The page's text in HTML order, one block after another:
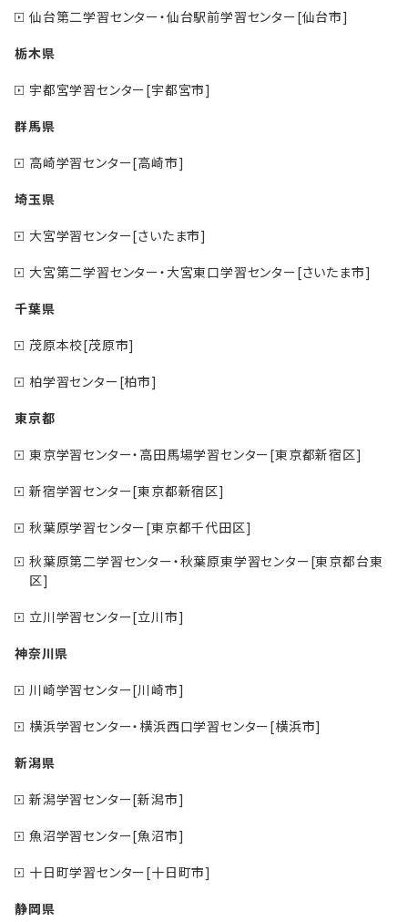
仙台第二学習センター・仙台駅前学習センター[仙台市]
栃木県
宇都宮学習センター[宇都宮市]
群馬県
高崎学習センター[高崎市]
埼玉県
大宮学習センター[さいたま市]
大宮第二学習センター・大宮東口学習センター[さいたま市]
千葉県
茂原本校[茂原市]
柏学習センター[柏市]
東京都
東京学習センター・高田馬場学習センター[東京都新宿区]
新宿学習センター[東京都新宿区]
秋葉原学習センター[東京都千代田区]
秋葉原第二学習センター・秋葉原東学習センター[東京都台東
区]
立川学習センター[立川市]
神奈川県
川崎学習センター[川崎市]
横浜学習センター・横浜西口学習センター[横浜市]
新潟県
新潟学習センター[新潟市]
魚沼学習センター[魚沼市]
十日町学習センター[十日町市]
静岡県